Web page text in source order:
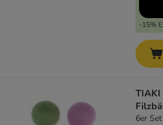
-15%
TIAKI
6er